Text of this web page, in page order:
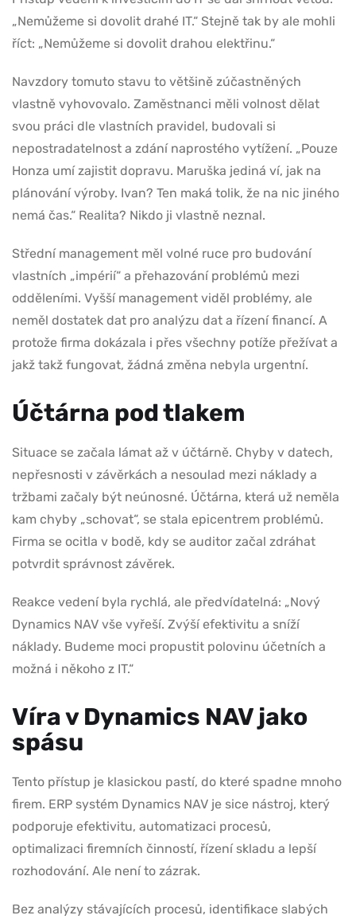
„Nemůžeme si dovolit drahé IT.“ Stejně tak by ale mohli
říct: „Nemůžeme si dovolit drahou elektřinu.“
Navzdory tomuto stavu to většině zúčastněných
vlastně vyhovovalo. Zaměstnanci měli volnost dělat
svou práci dle vlastních pravidel, budovali si
nepostradatelnost a zdání naprostého vytížení. „Pouze
Honza umí zajistit dopravu. Maruška jediná ví, jak na
plánování výroby. Ivan? Ten maká tolik, že na nic jiného
nemá čas.“ Realita? Nikdo ji vlastně neznal.
Střední management měl volné ruce pro budování
vlastních „impérií“ a přehazování problémů mezi
odděleními. Vyšší management viděl problémy, ale
neměl dostatek dat pro analýzu dat a řízení financí. A
protože firma dokázala i přes všechny potíže přežívat a
jakž takž fungovat, žádná změna nebyla urgentní.
Účtárna pod tlakem
Situace se začala lámat až v účtárně. Chyby v datech,
nepřesnosti v závěrkách a nesoulad mezi náklady a
tržbami začaly být neúnosné. Účtárna, která už neměla
kam chyby „schovat“, se stala epicentrem problémů.
Firma se ocitla v bodě, kdy se auditor začal zdráhat
potvrdit správnost závěrek.
Reakce vedení byla rychlá, ale předvídatelná: „Nový
Dynamics NAV vše vyřeší. Zvýší efektivitu a sníží
náklady. Budeme moci propustit polovinu účetních a
možná i někoho z IT.“
Víra v Dynamics NAV jako
spásu
Tento přístup je klasickou pastí, do které spadne mnoho
firem. ERP systém Dynamics NAV je sice nástroj, který
podporuje efektivitu, automatizaci procesů,
optimalizaci firemních činností, řízení skladu a lepší
rozhodování. Ale není to zázrak.
Bez analýzy stávajících procesů, identifikace slabých